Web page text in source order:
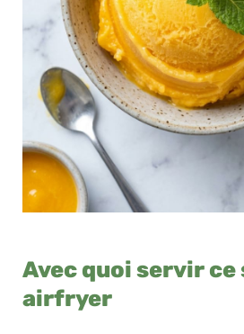
Avec quoi servir
airfryer